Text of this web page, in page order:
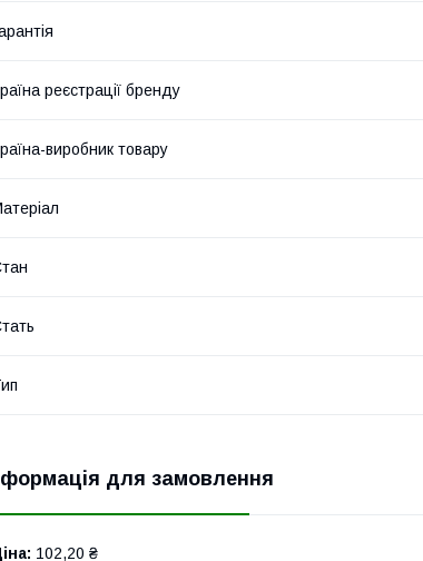
реєстрації бренду
виробник товару
для замовлення
102,20 ₴